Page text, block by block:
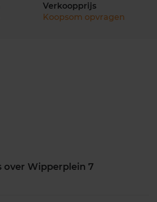
Verkoopprijs
Koopsom opvragen
over Wipperplein 7